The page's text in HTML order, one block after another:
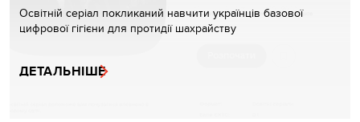
Освітній серіал покликаний навчити українців базової
цифрової гігієни для протидії шахрайству
ДЕТАЛЬНІШЕ